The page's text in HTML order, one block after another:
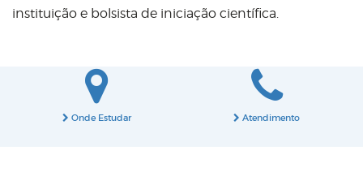
instituição e bolsista de iniciação científica.
Onde Estudar Atendimento